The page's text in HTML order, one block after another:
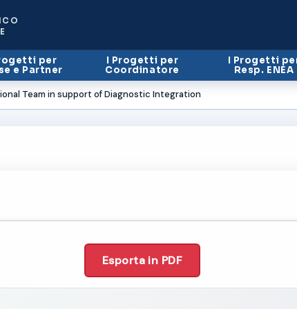
per
e Partner
I Progetti per
Coordinatore
I Progetti
Resp. ENEA
Team in support of Diagnostic Integration
Esporta in PDF